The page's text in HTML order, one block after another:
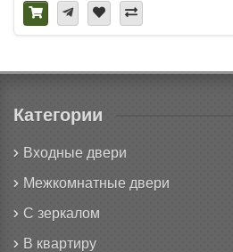
Категории
Входные двери
Межкомнатные двери
С зеркалом
В квартиру